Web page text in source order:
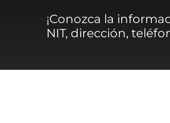
¡Conozca la
NIT, dirección,